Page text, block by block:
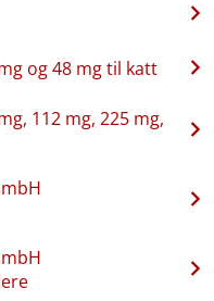
og 48 mg til katt
112 mg, 225 mg,